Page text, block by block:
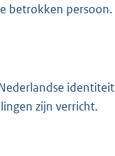
betrokken persoon.
zijn verricht.